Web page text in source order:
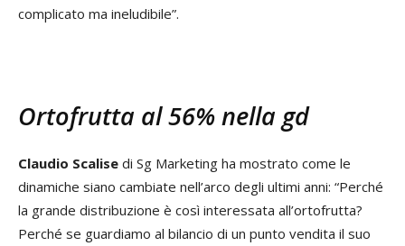
complicato ma ineludibile”.
Ortofrutta al 56% nella gd
Claudio Scalise di Sg Marketing ha mostrato come le
dinamiche siano cambiate nell’arco degli ultimi anni: “Perché
la grande distribuzione è così interessata all’ortofrutta?
Perché se guardiamo al bilancio di un punto vendita il suo